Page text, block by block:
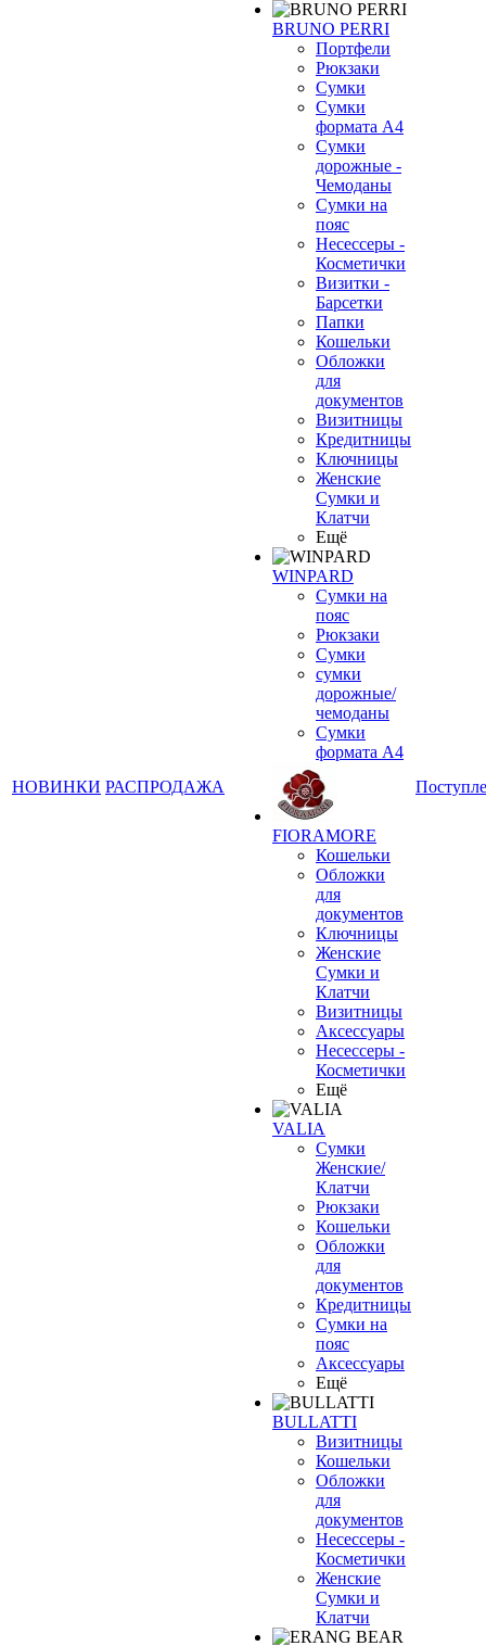
НОВИНКИ РАСПРОДАЖА
BRUNO PERRI
Портфели
Рюкзаки
Сумки
Сумки
формата А4
Сумки
дорожные -
Чемоданы
Сумки на
пояс
Несессеры -
Косметички
Визитки -
Барсетки
Папки
Кошельки
Обложки
для
документов
Визитницы
Кредитницы
Ключницы
Женские
Сумки и
Клатчи
Ещё
WINPARD
Сумки на
пояс
Рюкзаки
Сумки
сумки
дорожные/
чемоданы
Сумки
формата А4
FIORAMORE
Кошельки
Обложки
для
документов
Ключницы
Женские
Сумки и
Клатчи
Визитницы
Аксессуары
Несессеры -
Косметички
Ещё
VALIA
Сумки
Женские/
Клатчи
Рюкзаки
Кошельки
Обложки
для
документов
Кредитницы
Сумки на
пояс
Аксессуары
Ещё
BULLATTI
Визитницы
Кошельки
Обложки
для
документов
Несессеры -
Косметички
Женские
Сумки и
Клатчи